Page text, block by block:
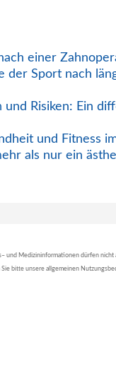
einer
der Sport nach
und Risiken: Ein
und Fitness
als nur ein
und Medizininformationen dürfen nicht
bitte unsere allgemeinen